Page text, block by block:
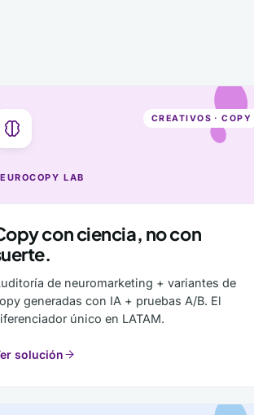
CREATIVOS · COPY
LAB
con ciencia, no con
de neuromarketing + variantes de
generadas con IA + pruebas A/B. El
único en LATAM.
solución